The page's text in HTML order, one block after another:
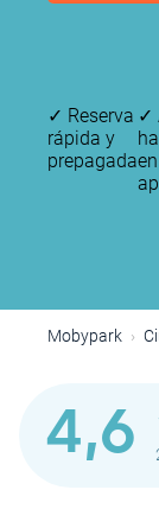
✓ Reserva
rápida y
prepagada
✓
en
Mobypark
4,6